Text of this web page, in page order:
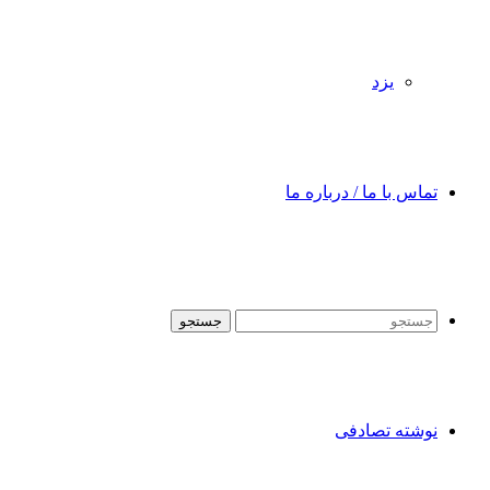
یزد
تماس با ما / درباره ما
جستجو
نوشته تصادفی